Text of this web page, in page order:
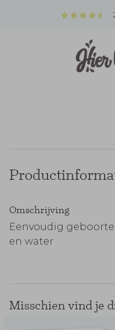
Omschrijving
Eenvoudig
en water
Misschien vind je